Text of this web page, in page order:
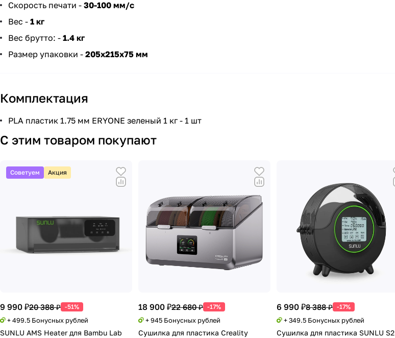
Скорость печати - 30-100 мм/c
Вес - 1 кг
Вес брутто: - 1.4 кг
Размер упаковки - 205х215х75 мм
Комплектация
PLA пластик 1.75 мм ERYONE зеленый 1 кг - 1 шт
С этим товаром покупают
Советуем Акция
9 990 ₽20 388 ₽ -51%
+ 499.5 Бонусных рублей
SUNLU AMS Heater для Bambu Lab
18 900 ₽22 680 ₽ -17%
+ 945 Бонусных рублей
Сушилка для пластика Creality
6 990 ₽8 388 ₽ -17%
+ 349.5 Бонусных рублей
Сушилка для пластика SUNLU S2